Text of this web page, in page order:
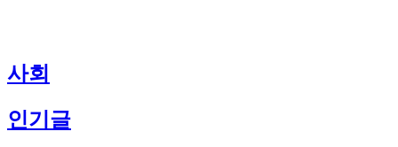
사회
인기글